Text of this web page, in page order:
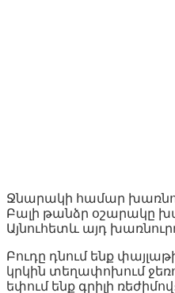
Ջնարակի համար
Բալի թանձր օշարակը
Այնուհետև այդ
Բուդը դնում ենք
կրկին տեղափոխում
եփում ենք գրիլի